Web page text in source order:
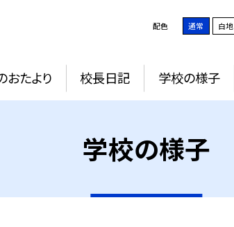
配色 通常 白地
おたより 校長日記 学校の様子
学校の様子